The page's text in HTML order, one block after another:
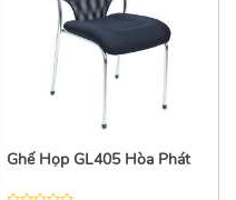
Ghế Họp GL405 Hòa Phát